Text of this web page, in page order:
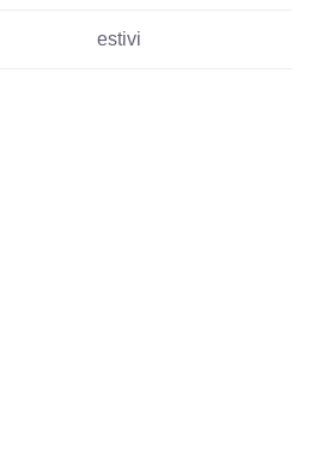
estivi